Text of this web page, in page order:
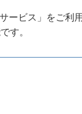
ービス」をご
す。